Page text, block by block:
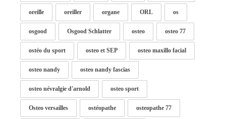
oreille oreiller organe ORL os
osgood Osgood Schlatter osteo osteo 77
ostéo du sport osteo et SEP osteo maxillo facial
osteo nandy osteo nandy fascias
osteo névralgie d'arnold osteo sport
Osteo versailles ostéopathe osteopathe 77